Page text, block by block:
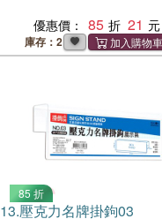
優惠價： 85 21
庫存：2
85 折
13.壓克力名牌掛鉤03